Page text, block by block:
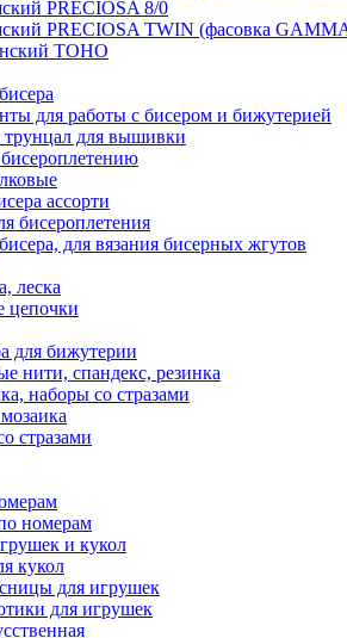
PRECIOSA 8/0
PRECIOSA TWIN (фасовка
TOHO
для работы с бисером и бижутерией
трунцал для вышивки
ассорти
бисероплетения
для вязания бисерных жгутов
леска
цепочки
для бижутерии
нити, спандекс, резинка
наборы со стразами
стразами
номерам
и кукол
кукол
для игрушек
для игрушек